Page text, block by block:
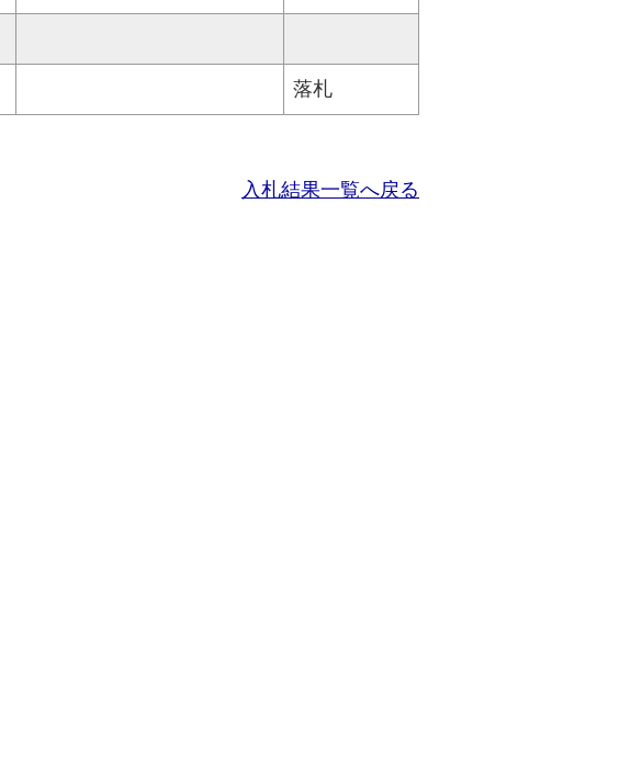
落札
入札結果一覧へ戻る